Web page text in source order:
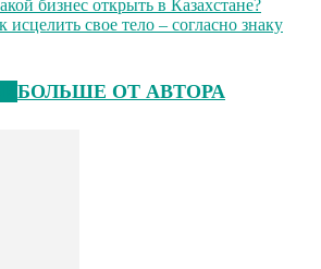
бизнес открыть в Казахстане?
исцелить свое тело – согласно знаку
БОЛЬШЕ ОТ АВТОРА